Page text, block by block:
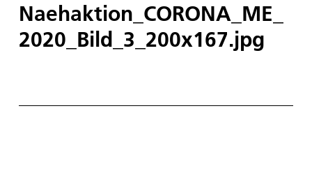
Naehaktion_CORONA_ME_
2020_Bild_3_200x167.jpg